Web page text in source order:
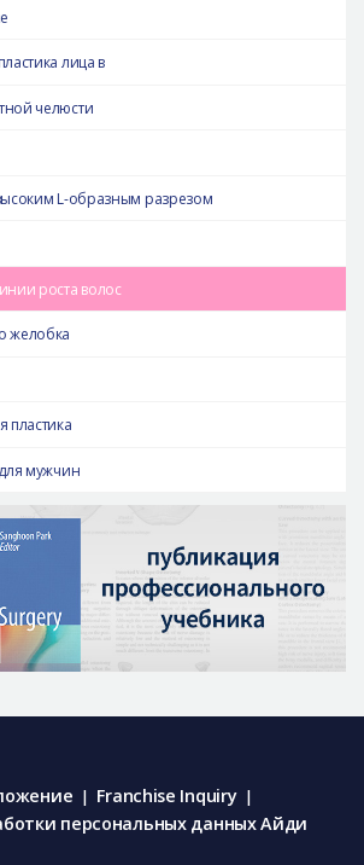
лица в
челюсти
L-образным разрезом
роста волос
желобка
пластика
мужчин
| Franchise Inquiry |
персональных данных Айди